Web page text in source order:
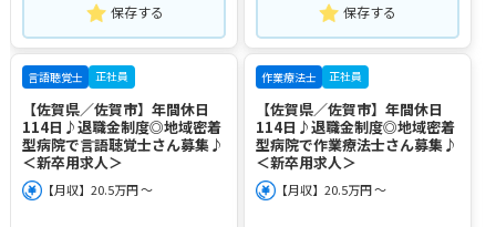
保存する 保存する
言語聴覚士 正社員
【佐賀県／佐賀市】年間休日
114日♪退職金制度◎地域密着
型病院で言語聴覚士さん募集♪
＜新卒用求人＞
【月収】20.5万円 ～
作業療法士 正社員
【佐賀県／佐賀市】年間休日
114日♪退職金制度◎地域密着
型病院で作業療法士さん募集♪
＜新卒用求人＞
【月収】20.5万円 ～